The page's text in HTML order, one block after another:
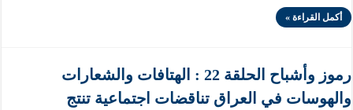
أكمل القراءة »
رموز وأشباح الحلقة 22 : الهتافات والشعارات
والهوسات في العراق تناقضات اجتماعية تنتج